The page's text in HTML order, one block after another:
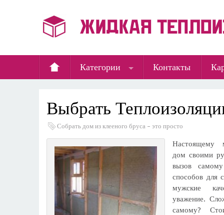
Категории Контакты
Выбрать
Собрать дом из клееного бруса – это просто
Настоящему
дом своими
вызов
способов для
мужские
уважение.
самому?